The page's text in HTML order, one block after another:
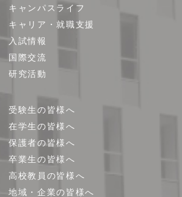
プ
キャンパスライフ
キャリア・就職支援
入試情報
国際交流
研究活動
受験生の皆様へ
在学生の皆様へ
保護者の皆様へ
卒業生の皆様へ
高校教員の皆様へ
地域・企業の皆様へ